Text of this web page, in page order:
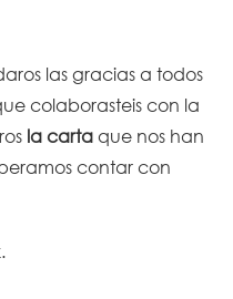
las gracias a todos
colaborasteis con la
la cartaque nos han
contar con